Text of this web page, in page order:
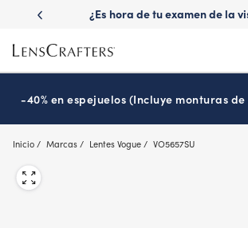
main
content
lentes
¿Es hora de tu examen de la
-40% en espejuelos (Incluye monturas
Inicio Marcas Lentes Vogue VO5657SU